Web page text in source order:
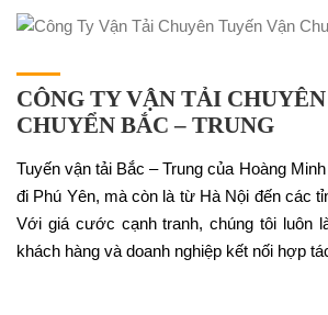
CÔNG TY VẬN TẢI
CHUYỂN BẮC – TRUNG
Tuyến vận tải Bắc – Trung của Hoàng
đi Phú Yên, mà còn là từ Hà Nội đến các
Với giá cước cạnh tranh, chúng tôi luôn
khách hàng và doanh nghiệp kết nối hợp